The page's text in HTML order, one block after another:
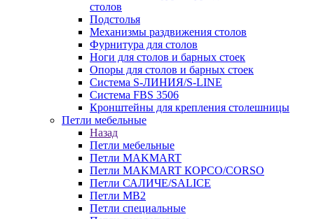
столов
Подстолья
Механизмы раздвижения столов
Фурнитура для столов
Ноги для столов и барных стоек
Опоры для столов и барных стоек
Система S-ЛИНИЯ/S-LINE
Система FBS 3506
Кронштейны для крепления столешницы
Петли мебельные
Назад
Петли мебельные
Петли MAKMART
Петли MAKMART КОРСО/CORSO
Петли САЛИЧЕ/SALICE
Петли MB2
Петли специальные